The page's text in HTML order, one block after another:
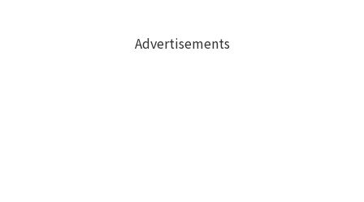
Advertisements